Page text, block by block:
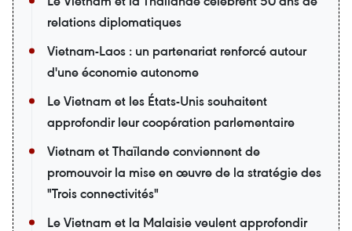
relations diplomatiques
Vietnam-Laos : un partenariat renforcé autour
d'une économie autonome
Le Vietnam et les États-Unis souhaitent
approfondir leur coopération parlementaire
Vietnam et Thaïlande conviennent de
promouvoir la mise en œuvre de la stratégie des
"Trois connectivités"
Le Vietnam et la Malaisie veulent approfondir